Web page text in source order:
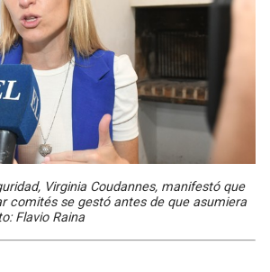
Virginia Coudannes, manifestó que
comités se gestó antes de que asumiera
Flavio Raina